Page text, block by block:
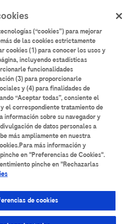
sesión
Roche
Anatomía Patológica
Bancos de Sangre Bioquímica
Coagulación Diabetes
(“cookies”) para mejorar
de las cookies estrictamente
cookies (1) para conocer los usos y
incluyendo estadísticas
funcionalidades
(3) para proporcionarle
y (4) para finalidades de
“Aceptar todas”, consiente el
el correspondiente tratamiento de
información sobre su navegador y
de datos personales a
más ampliamente en nuestra
más información y
en "Preferencias de Cookies".
pinche en "Rechazarlas
de cookies